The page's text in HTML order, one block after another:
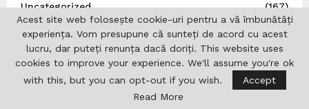
Uncategorized
(167)
UNESCO
(3)
Ungaria
(10)
Uniunea Europeană
(16)
Uniunea Ziariștilor Profesioniști din România
(37)
Acest site web folosește cookie-uri pentru a vă îmbunătăți
experiența. Vom presupune că sunteți de acord cu acest
lucru, dar puteți renunța dacă doriți. This website uses
cookies to improve your experience. We'll assume you're ok
with this, but you can opt-out if you wish.
Accept
Read More